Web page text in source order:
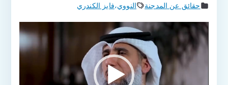
حقائق عن المدجنة النووي،فايز الكندري
مشغل
الفيديو